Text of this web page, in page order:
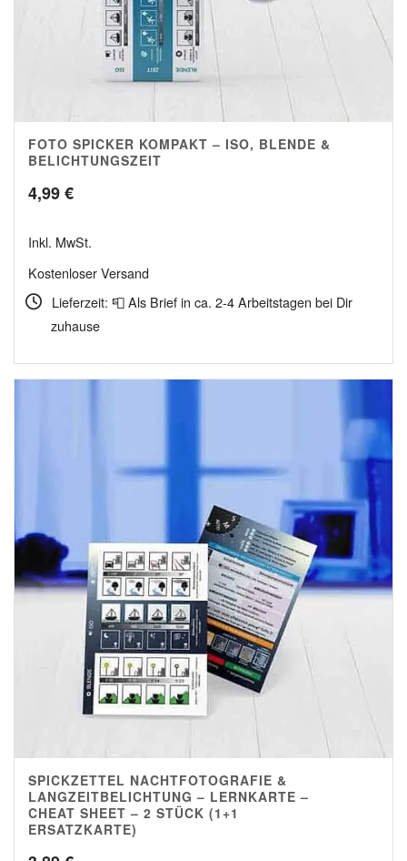
5.00
FOTO SPICKER KOMPAKT – ISO, BLENDE &
BELICHTUNGSZEIT
4,99€
Inkl. MwSt.
Kostenloser Versand
Lieferzeit: 📮 Als Brief in ca. 2-4 Arbeitstagen bei Dir
zuhause
5.00
SPICKZETTEL NACHTFOTOGRAFIE &
LANGZEITBELICHTUNG – LERNKARTE –
CHEAT SHEET – 2 STÜCK (1+1
ERSATZKARTE)